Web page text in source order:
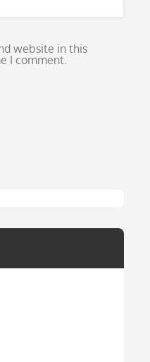
website in this
I comment.